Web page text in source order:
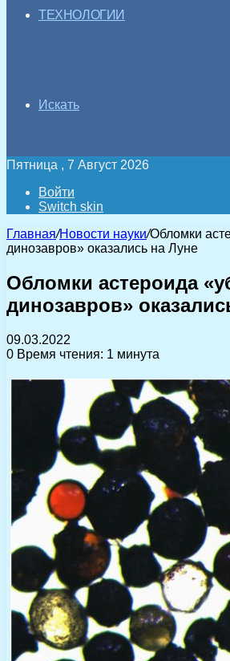
ТЕХНОЛОГИИ
Искать
Пятница , 7 Август 2026
Войти
Switch skin
Главная/Новости науки/Обломки
динозавров» оказались на Луне
Обломки астероида
динозавров»
09.03.2022
0 Время чтения: 1 минута